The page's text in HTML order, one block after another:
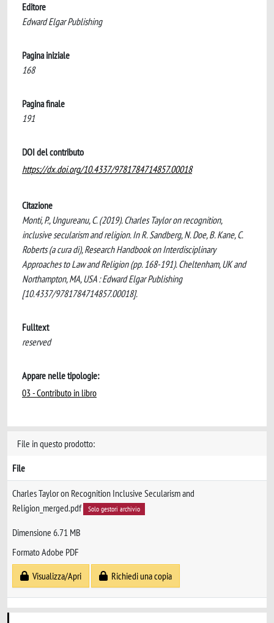
Editore
Edward Elgar Publishing
Pagina iniziale
168
Pagina finale
191
DOI del contributo
https://dx.doi.org/10.4337/9781784714857.00018
Citazione
Monti, P., Ungureanu, C. (2019). Charles Taylor on recognition,
inclusive secularism and religion. In R. Sandberg, N. Doe, B. Kane, C.
Roberts (a cura di), Research Handbook on Interdisciplinary
Approaches to Law and Religion (pp. 168-191). Cheltenham, UK and
Northampton, MA, USA : Edward Elgar Publishing
[10.4337/9781784714857.00018].
Fulltext
reserved
Appare nelle tipologie:
03 - Contributo in libro
File in questo prodotto:
File
Charles Taylor on Recognition Inclusive Secularism and
Religion_merged.pdf
Solo gestori archivio
Dimensione 6.71 MB
Formato Adobe PDF
Visualizza/Apri
Richiedi una copia